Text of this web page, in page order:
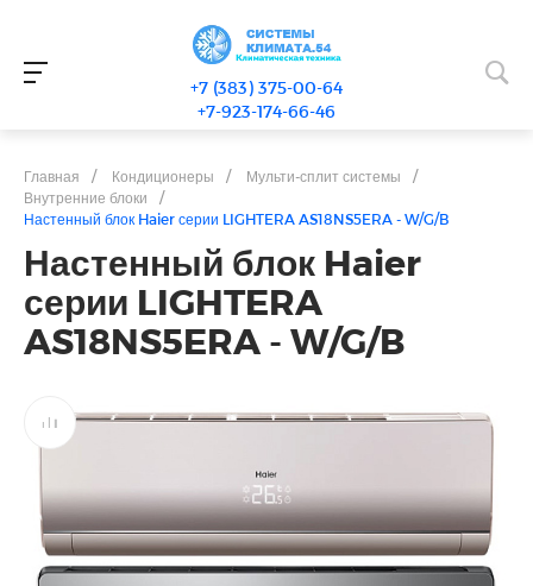
+7 (383) 375-00-64
+7-923-174-66-46
Главная / Кондиционеры / Мульти-сплит системы
/
Внутренние блоки
/
Настенный блок Haier серии LIGHTERA AS18NS5ERA - W/G/B
Настенный блок Haier
серии LIGHTERA
AS18NS5ERA - W/G/B